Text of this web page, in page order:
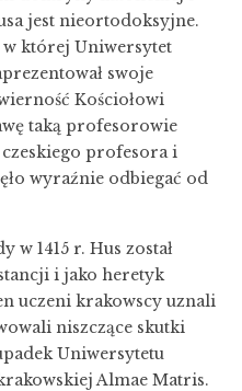
jest nieortodoksyjne.
w której Uniwersytet
swoje
Kościołowi
taką profesorowie
profesora i
wyraźnie odbiegać od
w 1415 r. Hus został
i jako heretyk
uczeni krakowscy uznali
niszczące skutki
Uniwersytetu
Almae Matris.